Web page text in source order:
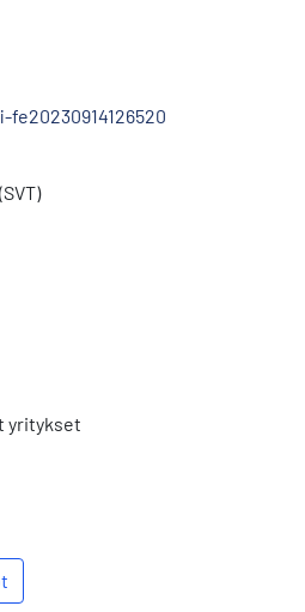
yritykset